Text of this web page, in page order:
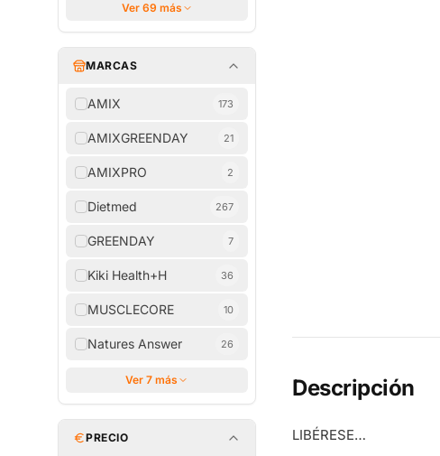
Ver 69 más
MARCAS
AMIX 173
AMIXGREENDAY 21
AMIXPRO 2
Dietmed 267
GREENDAY 7
Kiki Health+H 36
MUSCLECORE 10
Natures Answer 26
Ver 7 más
PRECIO
Descripción
LIBÉRESE…